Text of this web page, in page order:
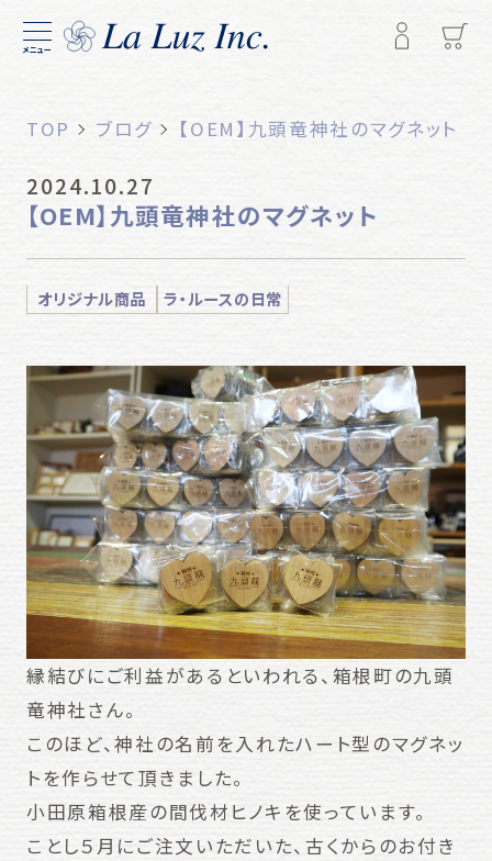
メニュー
TOP ブログ 【OEM】九頭竜神社のマグネット
2024.10.27
【OEM】九頭竜神社のマグネット
オリジナル商品 ラ・ルースの日常
縁結びにご利益があるといわれる、箱根町の九頭
竜神社さん。
このほど、神社の名前を入れたハート型のマグネッ
トを作らせて頂きました。
小田原箱根産の間伐材ヒノキを使っています。
ことし５月にご注文いただいた、古くからのお付き